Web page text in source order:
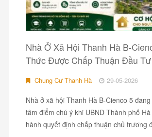
Nhà Ở Xã Hội Thanh Hà B-
Thức Được Chấp Thuận Đầu
Chung Cư Thanh Hà 29-05-2026
Nhà ở xã hội Thanh Hà B-Cienco 5
tâm điểm chú ý khi UBND Thành phố
hành quyết định chấp thuận chủ trương